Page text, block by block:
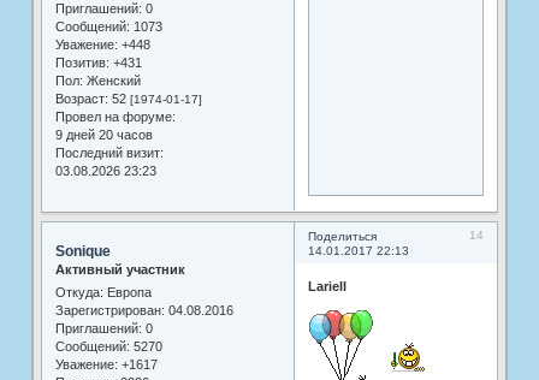
Приглашений: 0
Сообщений: 1073
Уважение: +448
Позитив: +431
Пол: Женский
Возраст: 52 [1974-01-17]
Провел на форуме:
9 дней 20 часов
Последний визит:
03.08.2026 23:23
Поделиться
14
14.01.2017 22:13
Sonique
Активный участник
Откуда: Европа
Зарегистрирован: 04.08.2016
Приглашений: 0
Сообщений: 5270
Уважение: +1617
Lariell